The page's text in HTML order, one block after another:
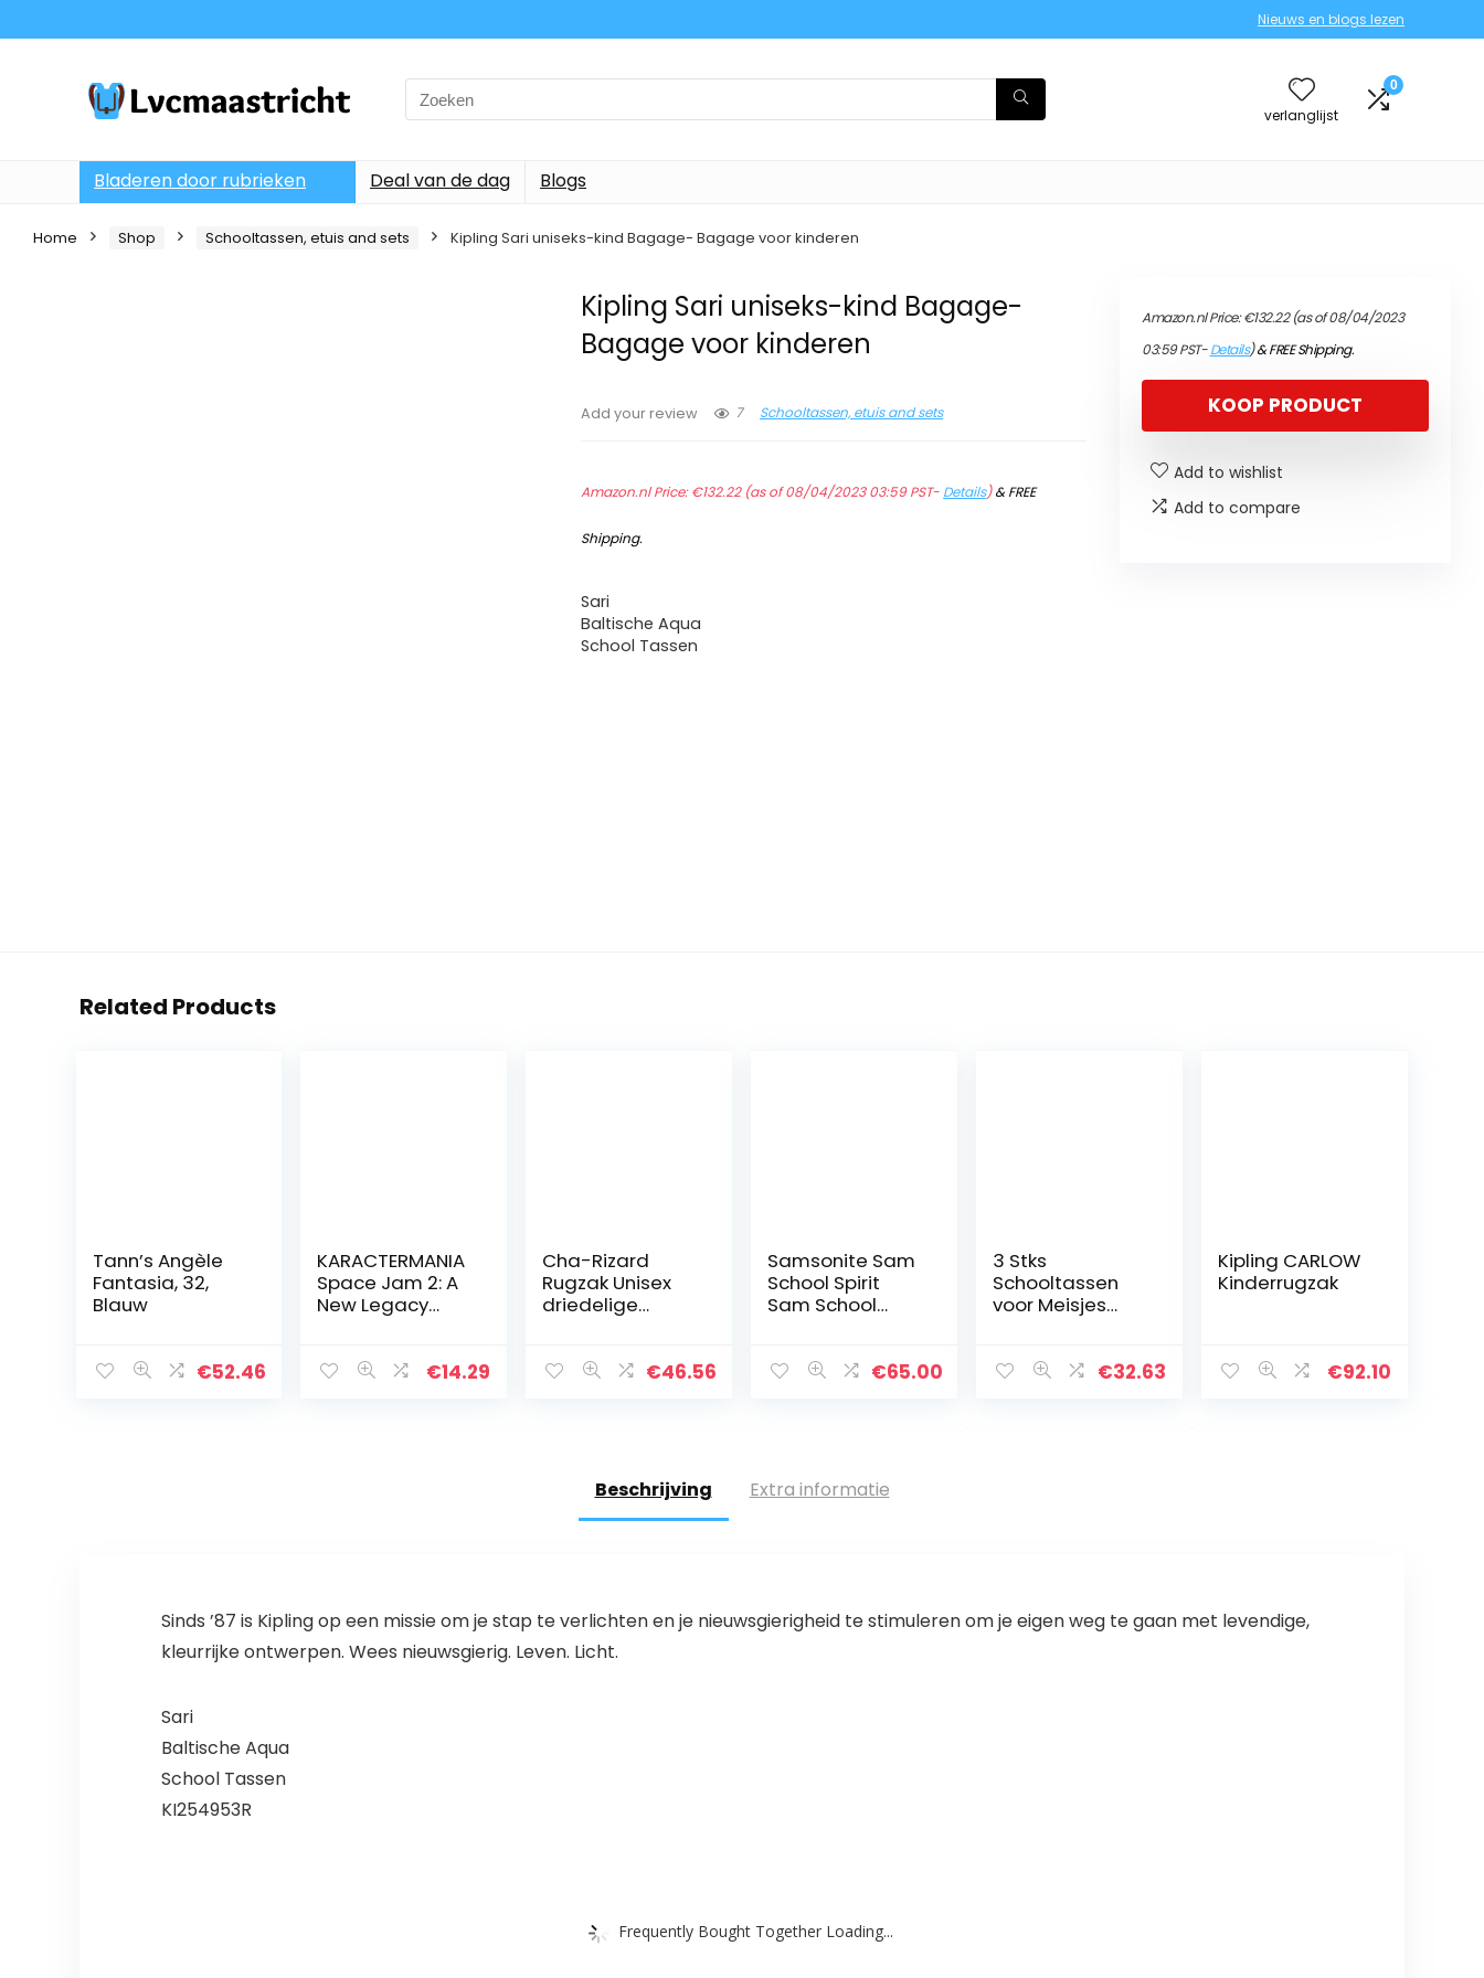
Nieuws en blogs lezen
Search
for:
verlanglijst
0
Bladeren door rubrieken Deal van de dag Blogs
Home Shop Schooltassen, etuis and sets Kipling Sari uniseks-kind Bagage- Bagage voor kinderen
Kipling Sari uniseks-kind Bagage-
Bagage voor kinderen
Add your review 7 Schooltassen, etuis and sets
Amazon.nl Price:€132.22(as of 08/04/2023 03:59 PST- Details)&FREE
Shipping.
Sari
Baltische Aqua
School Tassen
Amazon.nl Price:€132.22(as of 08/04/2023
03:59 PST-Details)&FREE Shipping.
KOOP PRODUCT
Add to wishlist
Add to compare
Related Products
Tann’s Angèle
Fantasia, 32,
Blauw
€52.46
KARACTERMANIA
Space Jam 2: A
New Legacy
dubbel, oranje
€14.29
Cha-Rizard
Rugzak Unisex
driedelige
Lunch Bag One
€46.56
Samsonite Sam
School Spirit
Sam School
17 x 33 cm – 15 L
€65.00
3 Stks
Schooltassen
voor Meisjes
Kids
€32.63
Kipling CARLOW
Kinderrugzak
€92.10
Beschrijving Extra informatie
Sinds ’87 is Kipling op een missie om je stap te verlichten en je nieuwsgierigheid te stimuleren om je eigen weg te gaan met levendige,
kleurrijke ontwerpen. Wees nieuwsgierig. Leven. Licht.
Sari
Baltische Aqua
School Tassen
KI254953R
Frequently Bought Together Loading...